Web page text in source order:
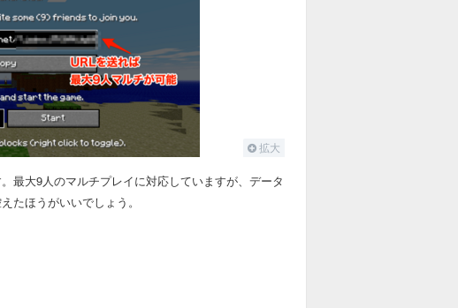
拡大
最大9人のマルチプレイに対応していますが、データ
たほうがいいでしょう。